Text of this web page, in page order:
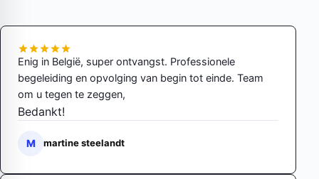
Enig in België, super ontvangst. Professionele
begeleiding en opvolging van begin tot einde. Team
om u tegen te zeggen,
Bedankt!
M martine steelandt